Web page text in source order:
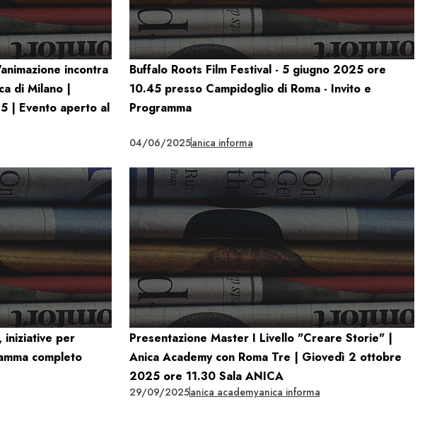
incontra
di Milano |
| Evento aperto al
Buffalo Roots Film Festival - 5 giugno 2025 ore
10.45 presso Campidoglio di Roma - Invito e
Programma
04/06/2025anica informa
iniziative per
completo
Presentazione Master I Livello "Creare Storie" |
Anica Academy con Roma Tre | Giovedì 2 ottobre
2025 ore 11.30 Sala ANICA
29/09/2025anica academyanica informa